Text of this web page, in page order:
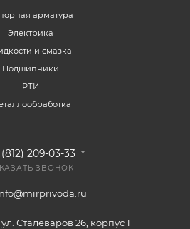
арматура
Электрика
и смазка
Подшипники
РТИ
209-03-33
ЗВОНОК
Сталеваров 26, корпус 1